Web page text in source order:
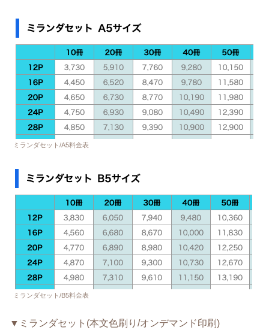
ミランダセット/A5料金表
ミランダセット/B5料金表
▼ミランダセット(本文色刷り/オンデマンド印刷)